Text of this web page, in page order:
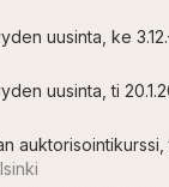
uusinta, ke
uusinta, ti
auktorisointikurssi,